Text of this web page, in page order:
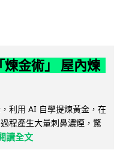
煉金術」 屋內煉
利用 AI 自學提煉黃金，在
程產生大量刺鼻濃煙，驚
讀全文